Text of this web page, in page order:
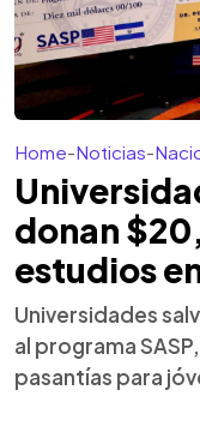
Home-Noticias-
donan
estudios
Universidades
al programa
pasantías para